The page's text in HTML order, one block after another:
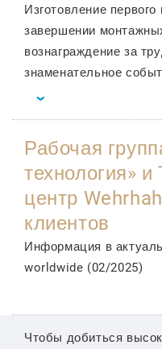
Изготовление первого
завершении
вознаграждение за
знаменательное
Рабочая
технология» и
центр
клиентов
Информация в
worldwide (02/2025)
Чтобы добиться